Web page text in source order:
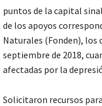
puntos de la capital
de los apoyos
Naturales (Fonden), los
septiembre de 2018,
afectadas por la
Solicitaron recursos